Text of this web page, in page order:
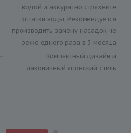
водой и аккуратно стряхните
остатки воды. Рекомендуется
производить замену насадок не
реже одного раза в 3 месяца
Компактный дизайн и
лаконичный японский стиль